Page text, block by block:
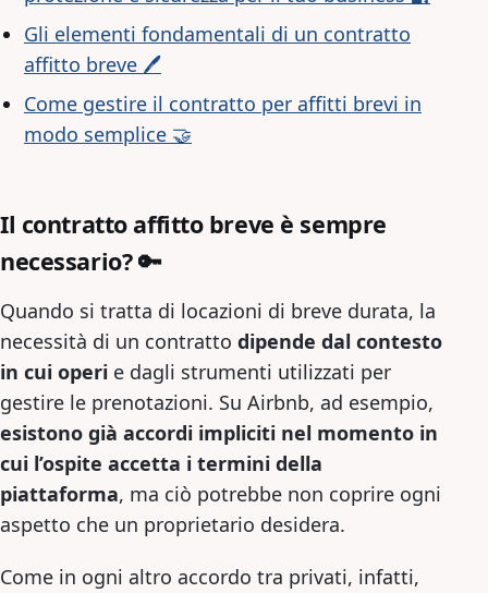
Gli elementi fondamentali di un contratto
affitto breve 🖊️
Come gestire il contratto per affitti brevi in
modo semplice 🤝
Il contratto affitto breve è sempre
necessario? 🔑
Quando si tratta di locazioni di breve durata, la
necessità di un contratto dipende dal contesto
in cui operi e dagli strumenti utilizzati per
gestire le prenotazioni. Su Airbnb, ad esempio,
esistono già accordi impliciti nel momento in
cui l’ospite accetta i termini della
piattaforma, ma ciò potrebbe non coprire ogni
aspetto che un proprietario desidera.
Come in ogni altro accordo tra privati, infatti,